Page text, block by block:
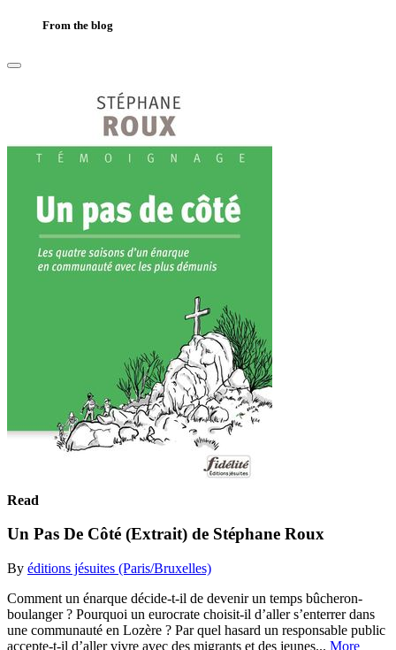
From the blog
Read
Un Pas De Côté (Extrait) de Stéphane Roux
By éditions jésuites (Paris/Bruxelles)
Comment un énarque décide-t-il de devenir un temps bûcheron-
boulanger ? Pourquoi un eurocrate choisit-il d’aller s’enterrer dans
une communauté en Lozère ? Par quel hasard un responsable public
accepte-t-il d’aller vivre avec des migrants et des jeunes... More